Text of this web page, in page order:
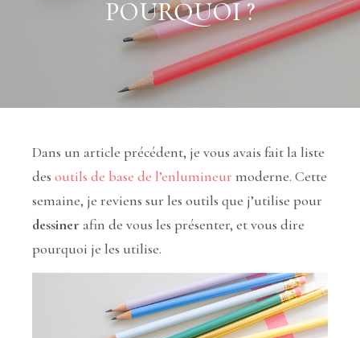
POURQUOI ?
Dans un article précédent, je vous avais fait la liste
des outils de base de l’enlumineur moderne. Cette
semaine, je reviens sur les outils que j’utilise pour
dessiner afin de vous les présenter, et vous dire
pourquoi je les utilise.